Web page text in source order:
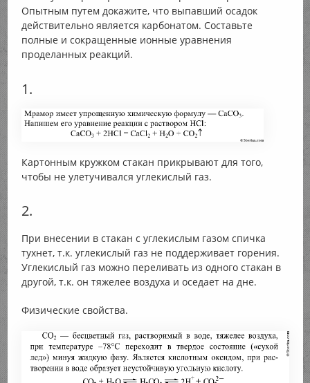
Опытным путем докажите, что выпавший осадок
действительно является карбонатом. Составьте
полные и сокращенные ионные уравнения
проделанных реакций.
1.
Картонным кружком стакан прикрывают для того,
чтобы не улетучивался углекислый газ.
2.
При внесении в стакан с углекислым газом спичка
тухнет, т.к. углекислый газ не поддерживает горения.
Углекислый газ можно переливать из одного стакан в
другой, т.к. он тяжелее воздуха и оседает на дне.
Физические свойства.